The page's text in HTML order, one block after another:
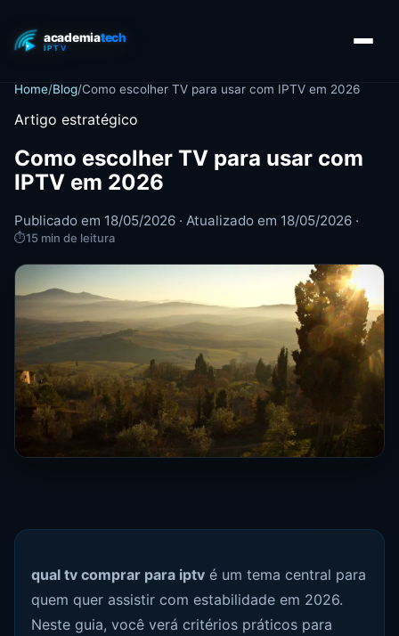
Home/Blog/Como escolher TV para usar com IPTV em 2026
Artigo estratégico
Como escolher TV para usar com
IPTV em 2026
Publicado em 18/05/2026 · Atualizado em 18/05/2026 ·
⏱15 min de leitura
qual tv comprar para iptv é um tema central para
quem quer assistir com estabilidade em 2026.
Neste guia, você verá critérios práticos para